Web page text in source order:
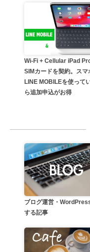
Wi-Fi + Cellular iPad
SIMカードを契約。スマ
LINE MOBILEを使って
ら追加申込がお得
ブログ運営・
する記事